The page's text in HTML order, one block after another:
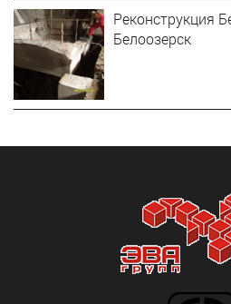
Реконструкция
Белоозерск